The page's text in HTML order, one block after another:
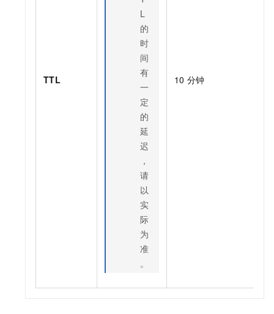
TTL
L
的
时
间
有
一
定
的
延
迟
，
请
以
实
际
为
准
。
10 分钟